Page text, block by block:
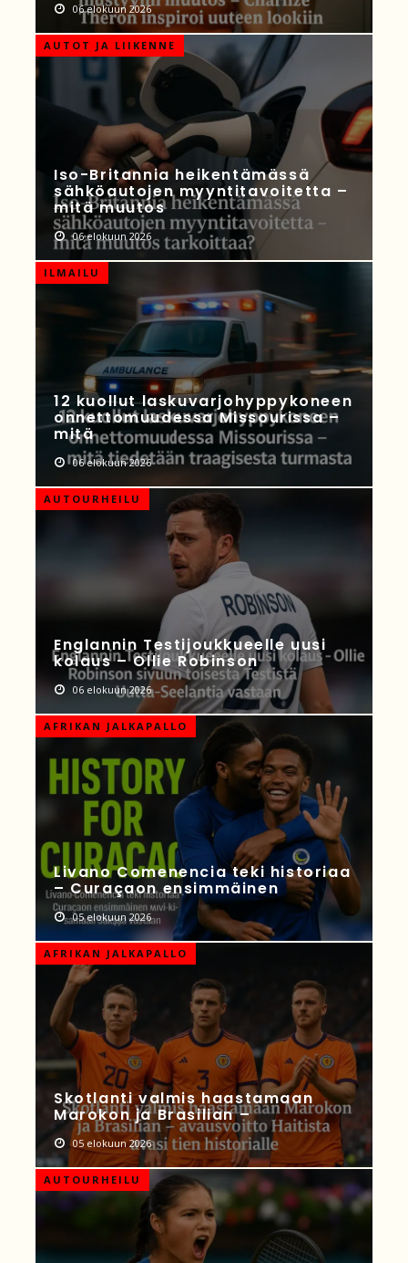
06 elokuun 2026
AUTOT JA LIIKENNE
Iso-Britannia heikentämässä
sähköautojen myyntitavoitetta –
mitä muutos
06 elokuun 2026
ILMAILU
12 kuollut laskuvarjohyppykoneen
onnettomuudessa Missourissa –
mitä
06 elokuun 2026
AUTOURHEILU
Englannin Testijoukkueelle uusi
kolaus – Ollie Robinson
06 elokuun 2026
AFRIKAN JALKAPALLO
Livano Comenencia teki historiaa
– Curaçaon ensimmäinen
05 elokuun 2026
AFRIKAN JALKAPALLO
Skotlanti valmis haastamaan
Marokon ja Brasilian –
05 elokuun 2026
AUTOURHEILU